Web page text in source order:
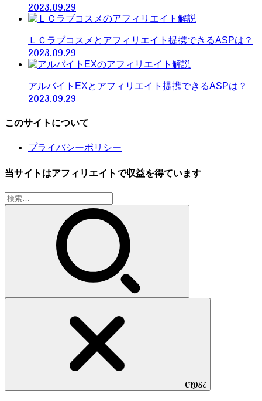
2023.09.29
ＬＣラブコスメとアフィリエイト提携できるASPは？
2023.09.29
アルバイトEXとアフィリエイト提携できるASPは？
2023.09.29
このサイトについて
プライバシーポリシー
当サイトはアフィリエイトで収益を得ています
検
索:
CLOSE